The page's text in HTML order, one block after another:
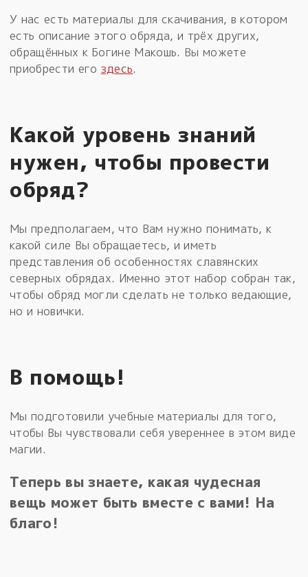
У нас есть материалы для скачивания, в котором
есть описание этого обряда, и трёх других,
обращённых к Богине Макошь. Вы можете
приобрести его здесь.
Какой уровень знаний
нужен, чтобы провести
обряд?
Мы предполагаем, что Вам нужно понимать, к
какой силе Вы обращаетесь, и иметь
представления об особенностях славянских
северных обрядах. Именно этот набор собран так,
чтобы обряд могли сделать не только ведающие,
но и новички.
В помощь!
Мы подготовили учебные материалы для того,
чтобы Вы чувствовали себя увереннее в этом виде
магии.
Теперь вы знаете, какая чудесная
вещь может быть вместе с вами! На
благо!